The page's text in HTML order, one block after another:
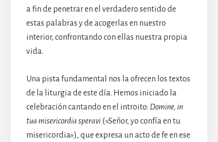
a fin de penetrar en el verdadero sentido de
estas palabras y de acogerlas en nuestro
interior, confrontando con ellas nuestra propia
vida.
Una pista fundamental nos la ofrecen los textos
de la liturgia de este día. Hemos iniciado la
celebración cantando en el introito: Domine, in
tua misericordia speravi(«Señor, yo confía en tu
misericordia»), que expresa un acto de fe en ese